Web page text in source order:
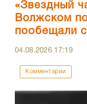
«Звездный
Волжском
пообещали
04.08.2026 17:19
Комментарии